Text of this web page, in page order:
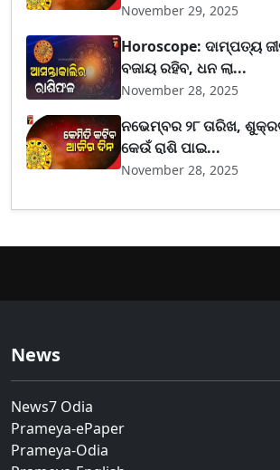
November 29, 2025
Horoscope: ଦାମ୍ପତ୍ୟ
ବଜାୟ ରହିବ, ଧନ ଲା...
November 28, 2025
ନଭେମ୍ବର ୨୮ ତାରିଖ,
କେଉଁ ରାଶି ପାଇ...
November 28, 2025
News
News7 Odia
Prameya-ePaper
Prameya-Odia